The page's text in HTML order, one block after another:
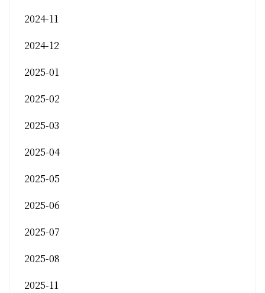
2024-11
2024-12
2025-01
2025-02
2025-03
2025-04
2025-05
2025-06
2025-07
2025-08
2025-11